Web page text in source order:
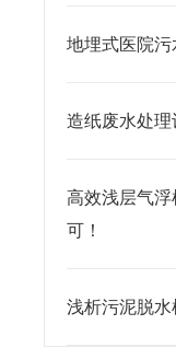
地埋式医院污
造纸废水处
高效浅层气
可！
浅析污泥脱